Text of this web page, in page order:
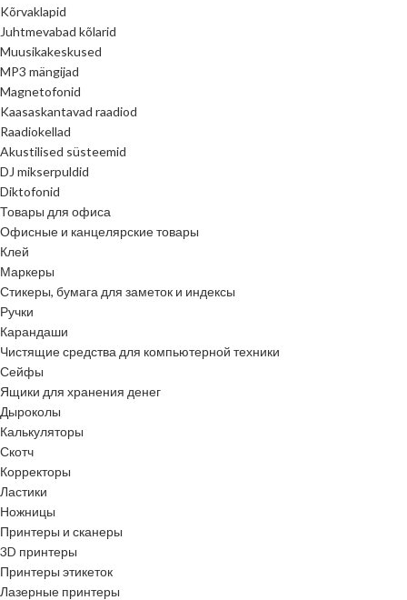
Kõrvaklapid
Juhtmevabad kõlarid
Muusikakeskused
MP3 mängijad
Magnetofonid
Kaasaskantavad raadiod
Raadiokellad
Akustilised süsteemid
DJ mikserpuldid
Diktofonid
Товары для офиса
Офисные и канцелярские товары
Клей
Маркеры
Стикеры, бумага для заметок и индексы
Ручки
Карандаши
Чистящие средства для компьютерной техники
Сейфы
Ящики для хранения денег
Дыроколы
Калькуляторы
Скотч
Корректоры
Ластики
Ножницы
Принтеры и сканеры
3D принтеры
Принтеры этикеток
Лазерные принтеры